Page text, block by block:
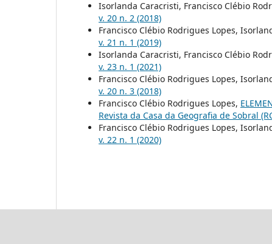
Isorlanda Caracristi, Francisco Clébio
v. 20 n. 2 (2018)
Francisco Clébio Rodrigues Lopes,
v. 21 n. 1 (2019)
Isorlanda Caracristi, Francisco Clébio
v. 23 n. 1 (2021)
Francisco Clébio Rodrigues Lopes,
v. 20 n. 3 (2018)
Francisco Clébio Rodrigues Lopes,
Revista da Casa da Geografia de Sobral
Francisco Clébio Rodrigues Lopes,
v. 22 n. 1 (2020)